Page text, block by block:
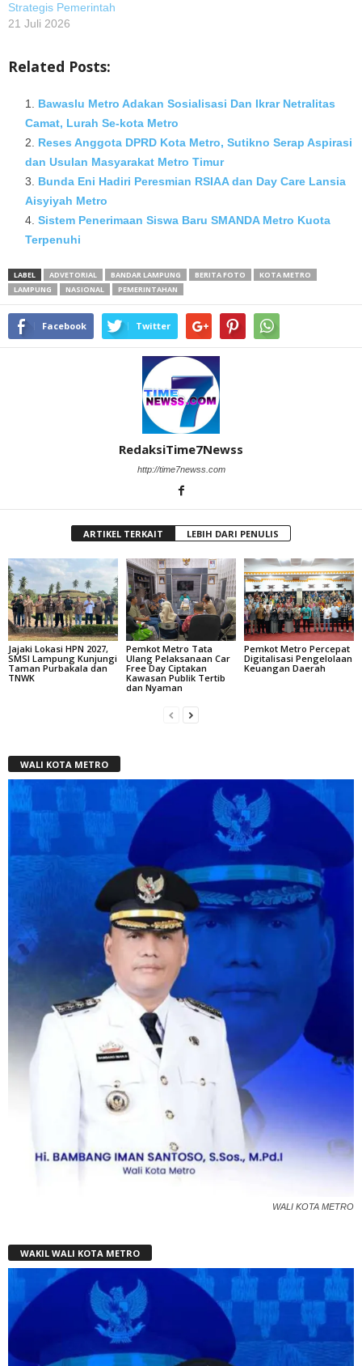
Strategis Pemerintah
21 Juli 2026
Related Posts:
Bawaslu Metro Adakan Sosialisasi Dan Ikrar Netralitas
Camat, Lurah Se-kota Metro
Reses Anggota DPRD Kota Metro, Sutikno Serap Aspirasi
dan Usulan Masyarakat Metro Timur
Bunda Eni Hadiri Peresmian RSIAA dan Day Care Lansia
Aisyiyah Metro
Sistem Penerimaan Siswa Baru SMANDA Metro Kuota
Terpenuhi
LABEL ADVETORIAL BANDAR LAMPUNG BERITA FOTO
KOTA METRO
LAMPUNG
NASIONAL PEMERINTAHAN
Facebook Twitter
RedaksiTime7Newss
http://time7newss.com
ARTIKEL TERKAIT LEBIH DARI PENULIS
Jajaki Lokasi HPN 2027,
SMSI Lampung Kunjungi
Taman Purbakala dan
TNWK
Pemkot Metro Tata
Ulang Pelaksanaan Car
Free Day Ciptakan
Kawasan Publik Tertib
dan Nyaman
Pemkot Metro Percepat
Digitalisasi Pengelolaan
Keuangan Daerah
WALI KOTA METRO
WALI KOTA METRO
WAKIL WALI KOTA METRO